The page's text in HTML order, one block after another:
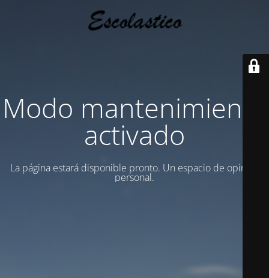
Modo mantenimiento
activado
La página estará disponible pronto. Un espacio de opinion
personal.